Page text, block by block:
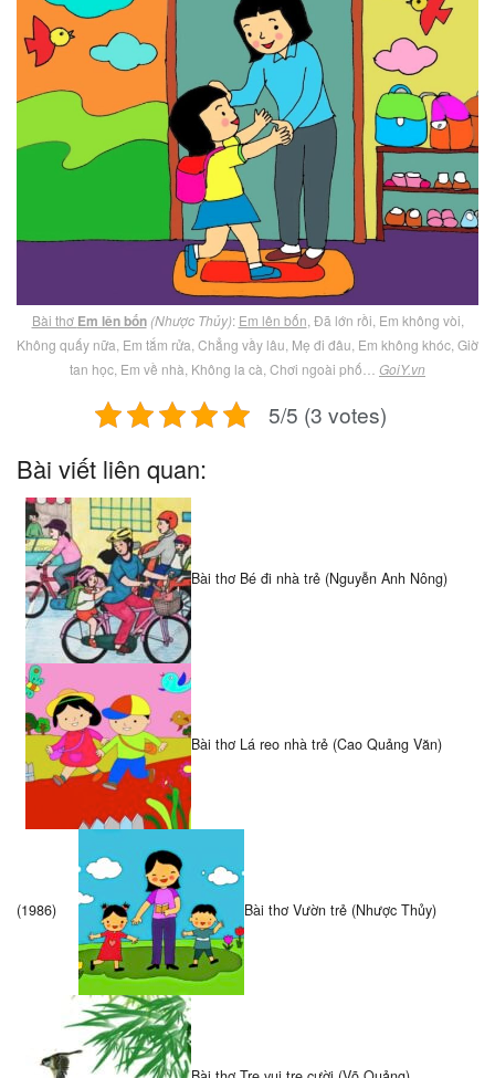
Bài thơ Em lên bốn (Nhược Thủy): Em lên bốn , Đã lớn rồi, Em không vòi,
Không quấy nữa, Em tắm rửa, Chẳng vầy lâu, Mẹ đi đâu, Em không khóc, Giờ
tan học, Em về nhà, Không la cà, Chơi ngoài phố… GoiY.vn
5/5 (3 votes)
Bài viết liên quan:
Bài thơ Bé đi nhà trẻ (Nguyễn Anh Nông)
Bài thơ Lá reo nhà trẻ (Cao Quảng Văn)
(1986) Bài thơ Vườn trẻ (Nhược Thủy)